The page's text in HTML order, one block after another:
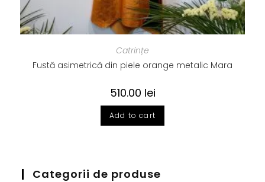
Catrințe
Fustă asimetrică din piele orange metalic Mara
510.00 lei
Add to cart
Categorii de produse